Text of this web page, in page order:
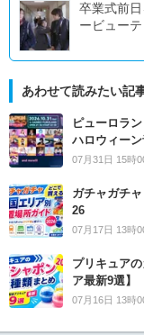
卒業式前
ービューテ
あわせて読みたい記
ピューロラ
ハロウィー
07月31日 15時
ガチャガチ
26
07月17日 13時
プリキュア
ア最新9選】
07月16日 13時